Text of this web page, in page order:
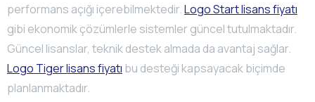
performans açığı içerebilmektedir.Logo Start lisans fiyatı
gibi ekonomik çözümlerle sistemler güncel tutulmaktadır.
Güncel lisanslar, teknik destek almada da avantaj sağlar.
Logo Tiger lisans fiyatı bu desteği kapsayacak biçimde
planlanmaktadır.